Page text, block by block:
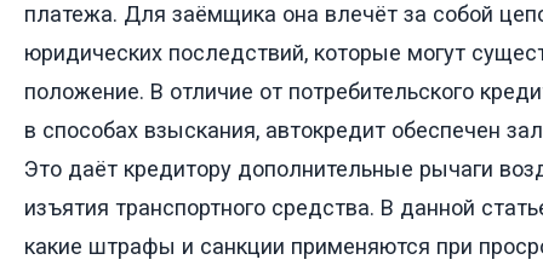
платежа. Для заёмщика она влечёт за собой
юридических последствий, которые могут
положение. В отличие от потребительского
в способах взыскания, автокредит обеспечен
Это даёт кредитору дополнительные рычаги
изъятия транспортного средства. В данной
какие штрафы и санкции применяются при